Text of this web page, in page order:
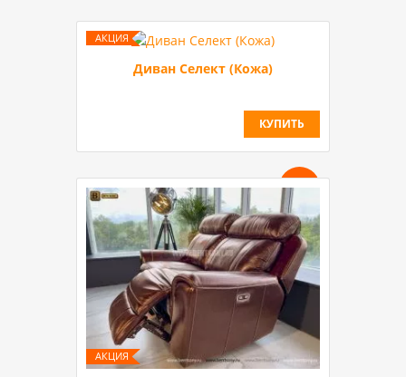
Диван Селект (Кожа)
-30 %
КУПИТЬ